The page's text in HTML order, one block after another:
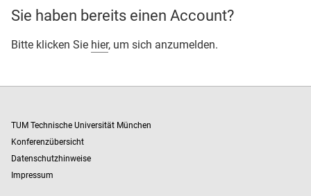
Sie haben bereits einen Account?
Bitte klicken Sie hier, um sich anzumelden.
TUM Technische Universität München
Konferenzübersicht
Datenschutzhinweise
Impressum